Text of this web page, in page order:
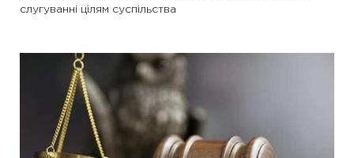
слугуванні цілям суспільства